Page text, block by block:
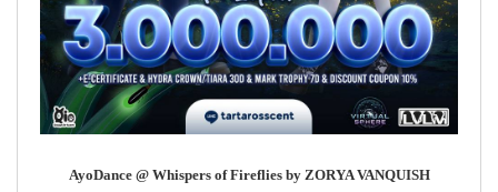
AyoDance @ Whispers of Fireflies by ZORYA VANQUISH